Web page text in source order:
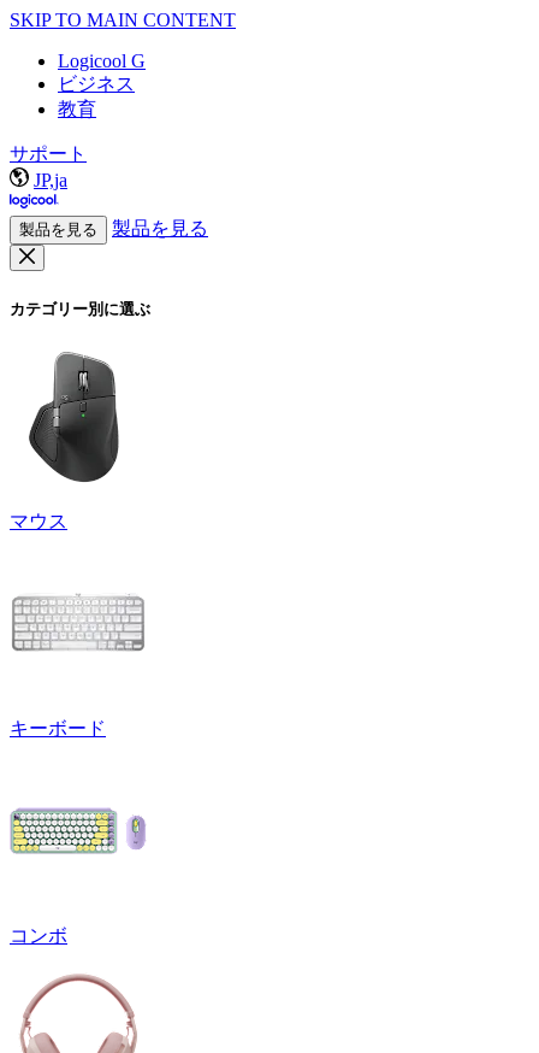
SKIP TO MAIN CONTENT
Logicool G
ビジネス
教育
サポート
JP,ja
製品を見る 製品を見る
カテゴリー別に選ぶ
マウス
キーボード
コンボ